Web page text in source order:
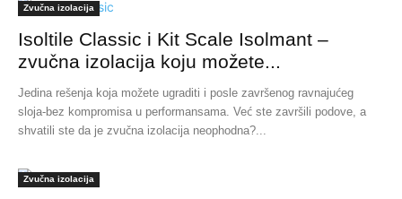
Zvučna izolacija
Isoltile Classic i Kit Scale Isolmant –
zvučna izolacija koju možete...
Jedina rešenja koja možete ugraditi i posle završenog ravnajućeg
sloja-bez kompromisa u performansama. Već ste završili podove, a
shvatili ste da je zvučna izolacija neophodna?...
Zvučna izolacija